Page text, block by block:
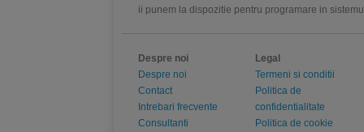
ii punem la dispozitie pentru programare in
Despre noi
Despre noi
Contact
Intrebari frecvente
Consultanti
Legal
Termeni si conditii
Politica de
confidentialitate
Politica de cookie